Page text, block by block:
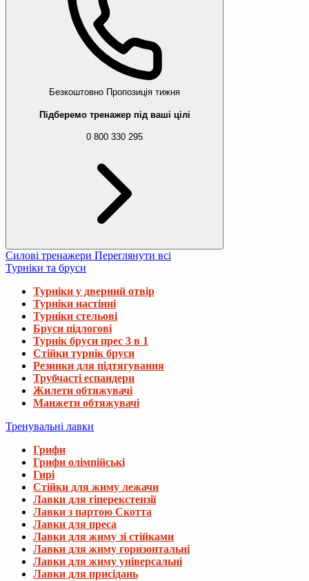
Безкоштовно Пропозиція тижня
Підберемо тренажер під ваші цілі
0 800 330 295
Силові тренажери Переглянути всі
Турніки та бруси
Турніки у дверний отвір
Турніки настінні
Турніки стельові
Бруси підлогові
Турнік бруси прес 3 в 1
Стійки турнік бруси
Резинки для підтягування
Трубчасті еспандери
Жилети обтяжувачі
Манжети обтяжувачі
Тренувальні лавки
Грифи
Грифи олімпійські
Гирі
Стійки для жиму лежачи
Лавки для гіперекстензії
Лавки з партою Скотта
Лавки для преса
Лавки для жиму зі стійками
Лавки для жиму горизонтальні
Лавки для жиму універсальні
Лавки для присідань